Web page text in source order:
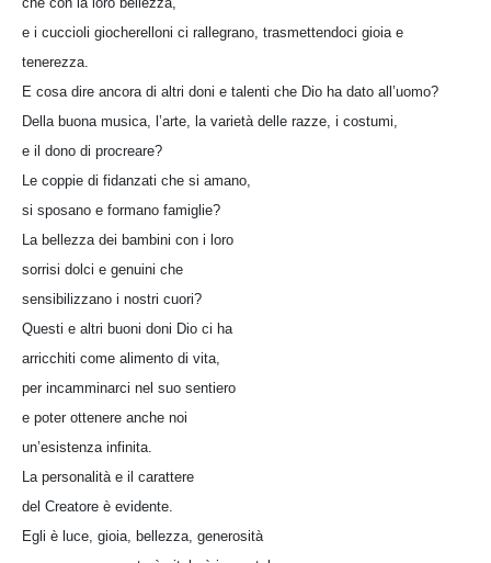
e i cuccioli giocherelloni ci rallegrano, trasmettendoci gioia e
tenerezza.
E cosa dire ancora di altri doni e talenti che Dio ha dato all’uomo?
Della buona musica, l’arte, la varietà delle razze, i costumi,
e il dono di procreare?
Le coppie di fidanzati che si amano,
si sposano e formano famiglie?
La bellezza dei bambini con i loro
sorrisi dolci e genuini che
sensibilizzano i nostri cuori?
Questi e altri buoni doni Dio ci ha
arricchiti come alimento di vita,
per incamminarci nel suo sentiero
e poter ottenere anche noi
un’esistenza infinita.
La personalità e il carattere
del Creatore è evidente.
Egli è luce, gioia, bellezza, generosità